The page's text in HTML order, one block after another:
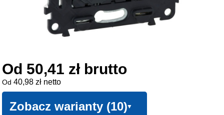
Od 50,41 zł brutto
Od40,98 zł netto
Zobacz warianty (10)